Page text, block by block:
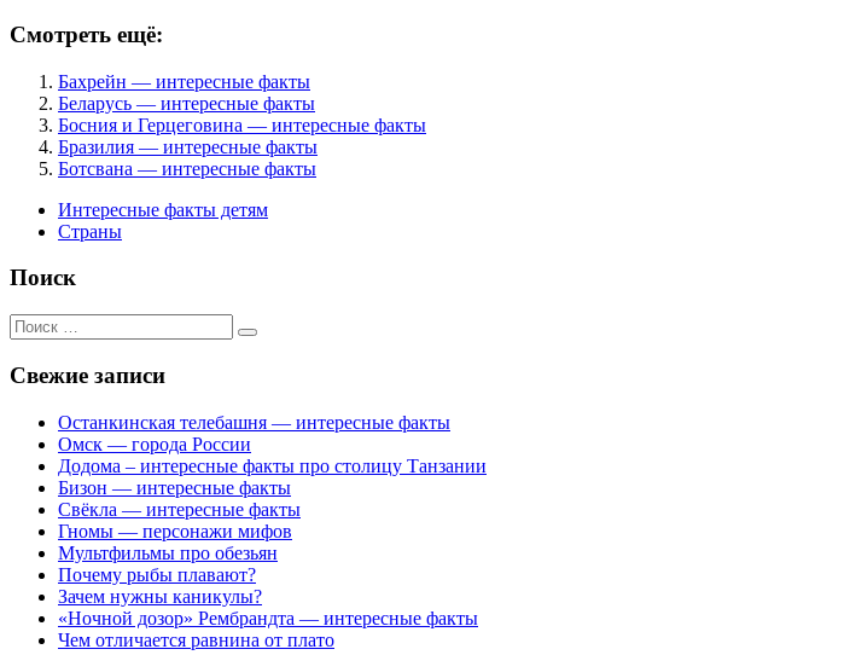
Смотреть ещё:
Бахрейн — интересные факты
Беларусь — интересные факты
Босния и Герцеговина — интересные факты
Бразилия — интересные факты
Ботсвана — интересные факты
Интересные факты детям
Страны
Поиск
Поиск
для:
Свежие записи
Останкинская телебашня — интересные факты
Омск — города России
Додома – интересные факты про столицу Танзании
Бизон — интересные факты
Свёкла — интересные факты
Гномы — персонажи мифов
Мультфильмы про обезьян
Почему рыбы плавают?
Зачем нужны каникулы?
«Ночной дозор» Рембрандта — интересные факты
Чем отличается равнина от плато